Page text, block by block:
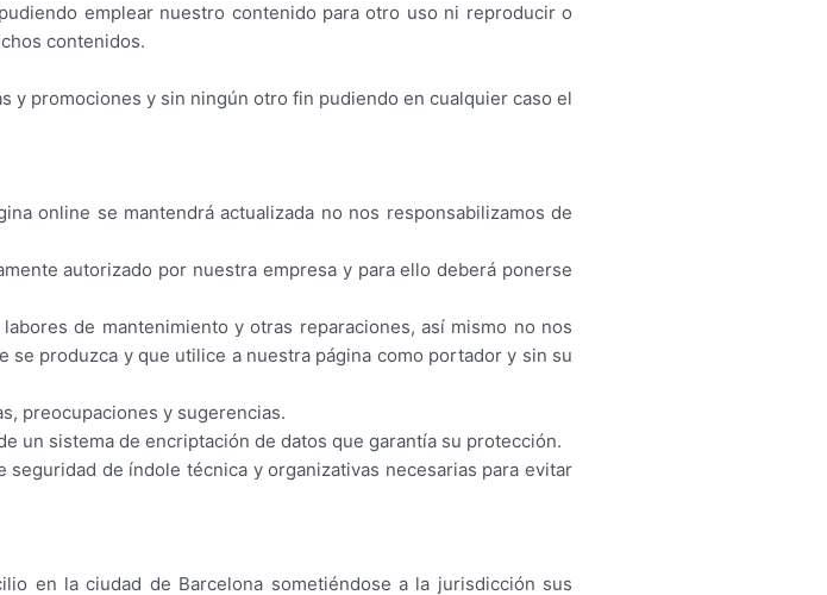
emplear nuestro contenido para otro uso ni reproducir o
contenidos.
promociones y sin ningún otro fin pudiendo en cualquier caso el
online se mantendrá actualizada no nos responsabilizamos de
autorizado por nuestra empresa y para ello deberá ponerse
de mantenimiento y otras reparaciones, así mismo no nos
produzca y que utilice a nuestra página como portador y sin su
preocupaciones y sugerencias.
un sistema de encriptación de datos que garantía su protección.
de índole técnica y organizativas necesarias para evitar
en la ciudad de Barcelona sometiéndose a la jurisdicción sus